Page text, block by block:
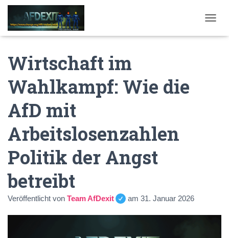
Wirtschaft im
Wahlkampf: Wie die
AfD mit
Arbeitslosenzahlen
Politik der Angst
betreibt
Veröffentlicht von Team AfDexit am 31. Januar 2026